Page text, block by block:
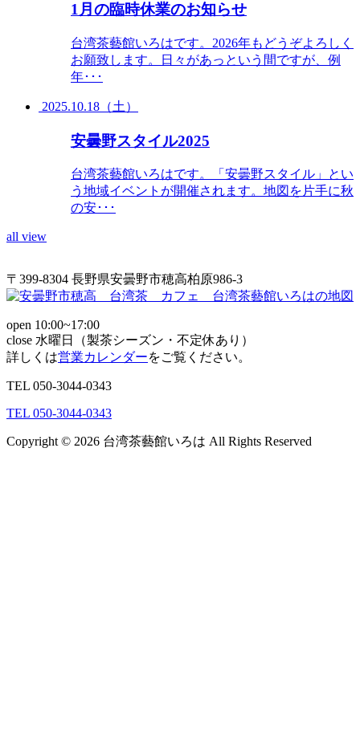
1月の臨時休業のお知らせ
台湾茶藝館いろはです。2026年もどうぞよろしく
お願致します。日々があっという間ですが、例
年･･･
2025.10.18（土）
安曇野スタイル2025
台湾茶藝館いろはです。「安曇野スタイル」とい
う地域イベントが開催されます。地図を片手に秋
の安･･･
all view
〒399-8304 長野県安曇野市穂高柏原986-3
open 10:00~17:00
close 水曜日（製茶シーズン・不定休あり）
詳しくは営業カレンダーをご覧ください。
TEL 050-3044-0343
TEL 050-3044-0343
Copyright © 2026 台湾茶藝館いろは All Rights Reserved